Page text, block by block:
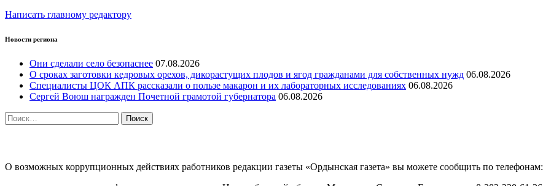
Написать главному редактору
Новости региона
Они сделали село безопаснее 07.08.2026
О сроках заготовки кедровых орехов, дикорастущих плодов и ягод гражданами для собственных нужд 06.08.2026
Специалисты ЦОК АПК рассказали о пользе макарон и их лабораторных исследованиях 06.08.2026
Сергей Воюш награжден Почетной грамотой губернатора 06.08.2026
Найти:
О возможных коррупционных действиях работников редакции газеты «Ордынская газета» вы можете сообщить по телефонам: